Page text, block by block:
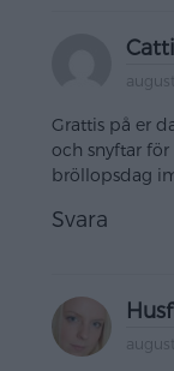
Grattis på er
och snyftar
bröllopsdag
Svara